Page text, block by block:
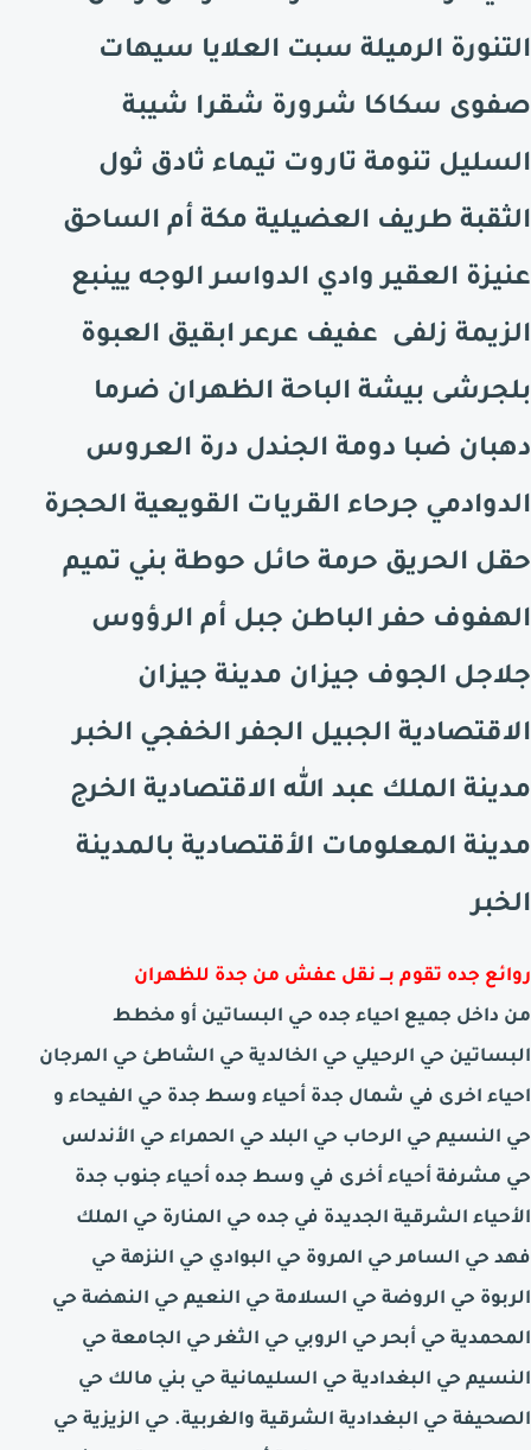
التنورة الرميلة سبت العلايا سيهات
صفوى سكاكا شرورة شقرا شيبة
السليل تنومة تاروت تيماء ثادق ثول
الثقبة طريف العضيلية مكة أم الساحق
عنيزة العقير وادي الدواسر الوجه يينبع
الزيمة زلفى عفيف عرعر ابقيق العبوة
بلجرشى بيشة الباحة الظهران ضرما
دهبان ضبا دومة الجندل درة العروس
الدوادمي جرحاء القريات القويعية الحجرة
حقل الحريق حرمة حائل حوطة بني تميم
الهفوف حفر الباطن جبل أم الرؤوس
جلاجل الجوف جيزان مدينة جيزان
الاقتصادية الجبيل الجفر الخفجي الخبر
مدينة الملك عبد الله الاقتصادية الخرج
مدينة المعلومات الأقتصادية بالمدينة
الخبر
روائع جده تقوم بـــ نقل عفش من جدة للظهران
من داخل جميع احياء جده حي البساتين أو مخطط
البساتين حي الرحيلي حي الخالدية حي الشاطئ حي المرجان
احياء اخرى في شمال جدة أحياء وسط جدة حي الفيحاء و
حي النسيم حي الرحاب حي البلد حي الحمراء حي الأندلس
حي مشرفة أحياء أخرى في وسط جده أحياء جنوب جدة
الأحياء الشرقية الجديدة في جده حي المنارة حي الملك
فهد حي السامر حي المروة حي البوادي حي النزهة حي
الربوة حي الروضة حي السلامة حي النعيم حي النهضة حي
المحمدية حي أبحر حي الروبي حي الثغر حي الجامعة حي
النسيم حي البغدادية حي السليمانية حي بني مالك حي
الصحيفة حي البغدادية الشرقية والغربية. حي الزيزية حي